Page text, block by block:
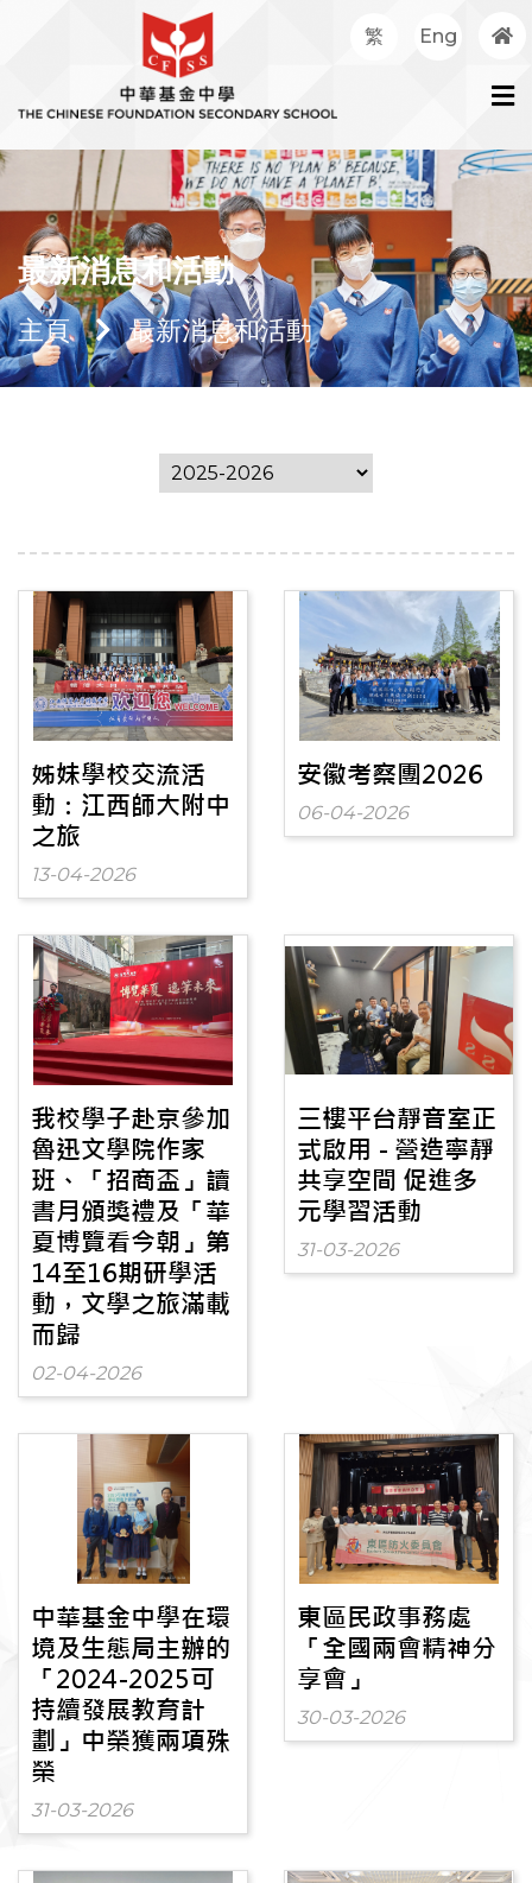
繁 Eng
最新消息和活動
主頁 最新消息和活動
姊妹學校交流活
動：江西師大附中
之旅
13-04-2026
安徽考察團2026
06-04-2026
我校學子赴京參加
魯迅文學院作家
班、「招商盃」讀
書月頒獎禮及「華
夏博覽看今朝」第
14至16期研學活
動，文學之旅滿載
而歸
02-04-2026
三樓平台靜音室正
式啟用 - 營造寧靜
共享空間 促進多
元學習活動
31-03-2026
中華基金中學在環
境及生態局主辦的
「2024-2025可
持續發展教育計
劃」中榮獲兩項殊
榮
31-03-2026
東區民政事務處
「全國兩會精神分
享會」
30-03-2026